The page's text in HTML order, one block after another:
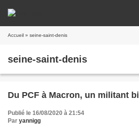
Accueil » seine-saint-denis
seine-saint-denis
Du PCF à Macron, un militant
Publié le 16/08/2020 à 21:54
Par yannigg